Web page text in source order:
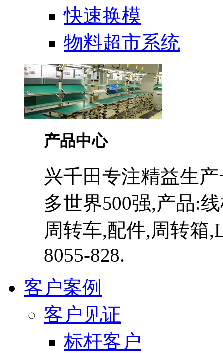
快速换模
物料超市系统
产品中心
兴千田专注精益生
多世界500强,产品:
周转车,配件,周转箱
8055-828.
客户案例
客户见证
标杆客户